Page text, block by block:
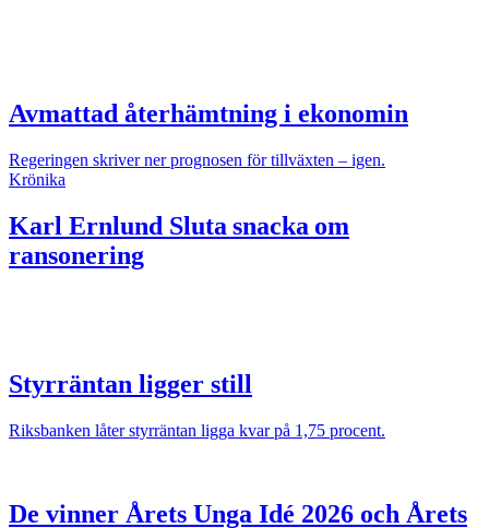
Avmattad återhämtning i ekonomin
Regeringen skriver ner prognosen för tillväxten – igen.
Krönika
Karl Ernlund Sluta snacka om
ransonering
Styrräntan ligger still
Riksbanken låter styrräntan ligga kvar på 1,75 procent.
De vinner Årets Unga Idé 2026 och Årets